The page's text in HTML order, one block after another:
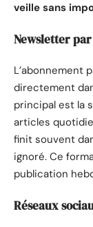
veille sans
Newsletter
L’abonnement
directement
principal est la
articles
finit souvent
ignoré. Ce
publication
Réseaux